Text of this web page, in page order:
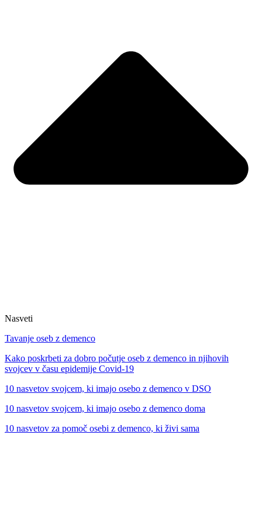
Nasveti
Tavanje oseb z demenco
Kako poskrbeti za dobro počutje oseb z demenco in njihovih
svojcev v času epidemije Covid-19
10 nasvetov svojcem, ki imajo osebo z demenco v DSO
10 nasvetov svojcem, ki imajo osebo z demenco doma
10 nasvetov za pomoč osebi z demenco, ki živi sama